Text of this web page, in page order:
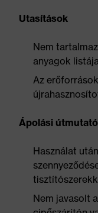
Utasítások
Nem
anyagok
Az
Ápolási útmutató
Használat
Nem javasolt